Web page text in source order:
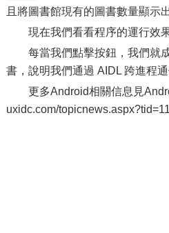
且將圖書館現有的圖書數量顯示
現在我們看看程序的運行效
每當我們點擊按鈕，我們就
書，說明我們通過 AIDL 跨進程通
更多Android相關信息見
uxidc.com/topicnews.aspx?tid=11